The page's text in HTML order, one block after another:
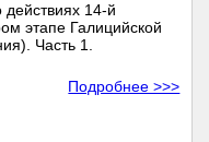
14-й
этапе Галицийской
Часть 1.
Подробнее >>>